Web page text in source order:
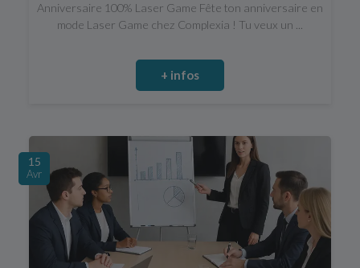
Anniversaire 100% Laser Game Fête ton anniversaire en
mode Laser Game chez Complexia ! Tu veux un ...
+ infos
15
Avr